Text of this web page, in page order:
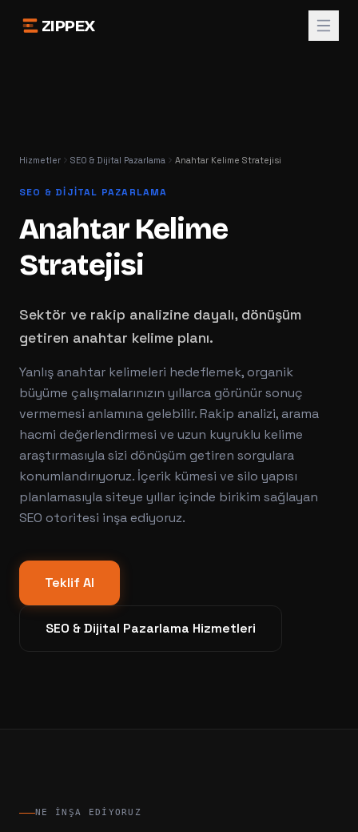
ZIPPEX
Hizmetler SEO & Dijital Pazarlama Anahtar Kelime Stratejisi
SEO & DIJITAL PAZARLAMA
Anahtar Kelime
Stratejisi
Sektör ve rakip analizine dayalı, dönüşüm
getiren anahtar kelime planı.
Yanlış anahtar kelimeleri hedeflemek, organik
büyüme çalışmalarınızın yıllarca görünür sonuç
vermemesi anlamına gelebilir. Rakip analizi, arama
hacmi değerlendirmesi ve uzun kuyruklu kelime
araştırmasıyla sizi dönüşüm getiren sorgulara
konumlandırıyoruz. İçerik kümesi ve silo yapısı
planlamasıyla siteye yıllar içinde birikim sağlayan
SEO otoritesi inşa ediyoruz.
Teklif Al
SEO & Dijital Pazarlama Hizmetleri
NE INŞA EDIYORUZ